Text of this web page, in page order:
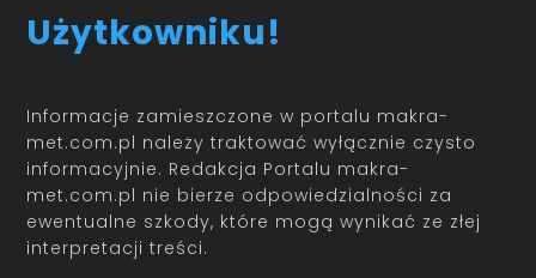
Użytkowniku!
Informacje zamieszczone w portalu makra-
met.com.pl należy traktować wyłącznie czysto
informacyjnie. Redakcja Portalu makra-
met.com.pl nie bierze odpowiedzialności za
ewentualne szkody, które mogą wynikać ze złej
interpretacji treści.